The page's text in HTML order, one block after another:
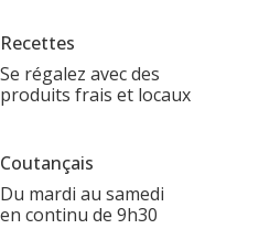
Recettes
Se régalez avec des
produits frais et locaux
Coutançais
Du mardi au samedi
en continu de 9h30